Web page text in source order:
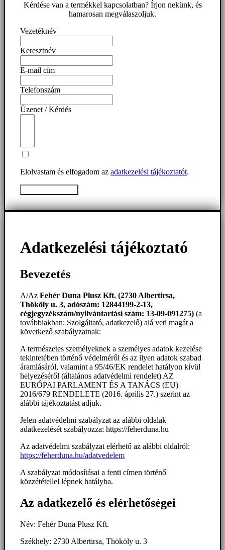
Kérdése van a termékkel kapcsolatban? Írjon nekünk, és
hamarosan megválaszoljuk.
Vezetéknév
Keresztnév
E-mail cím
Telefonszám
Üzenet / Kérdés
Elolvastam és elfogadom az adatkezelési tájékoztatót.
Adatkezelési tájékoztató
Bevezetés
A/Az Fehér Duna Plusz Kft. (2730 Albertirsa,
Thököly u. 3, adószám: 12844199-2-13,
cégjegyzékszám/nyilvántartási szám: 13-09-091275) (a
továbbiakban: Szolgáltató, adatkezelő) alá veti magát a
következő szabályzatnak:
A természetes személyeknek a személyes adatok kezelése
tekintetében történő védelméről és az ilyen adatok szabad
áramlásáról, valamint a 95/46/EK rendelet hatályon kívül
helyezéséről (általános adatvédelmi rendelet) AZ
EURÓPAI PARLAMENT ÉS A TANÁCS (EU)
2016/679 RENDELETE (2016. április 27.) szerint az
alábbi tájékoztatást adjuk.
Jelen adatvédelmi szabályzat az alábbi oldalak
adatkezelését szabályozza: https://feherduna.hu
Az adatvédelmi szabályzat elérhető az alábbi oldalról:
https://feherduna.hu/adatvedelem
A szabályzat módosításai a fenti címen történő
közzététellel lépnek hatályba.
Az adatkezelő és elérhetőségei
Név: Fehér Duna Plusz Kft.
Székhely: 2730 Albertirsa, Thököly u. 3